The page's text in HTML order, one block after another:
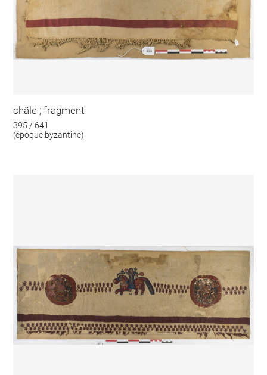
châle ; fragment
395 / 641
(époque byzantine)